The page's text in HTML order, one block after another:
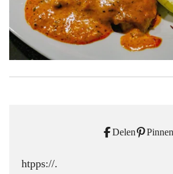
Delen Pinnen
htpps://.